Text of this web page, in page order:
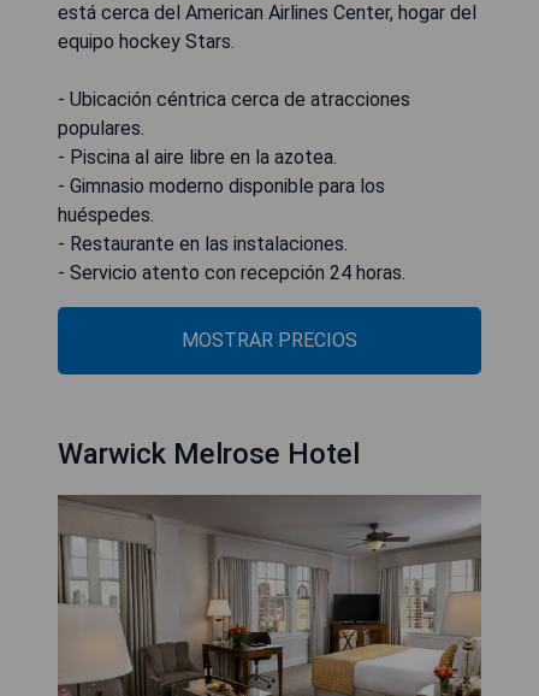
está cerca del American Airlines Center, hogar del
equipo hockey Stars.
- Ubicación céntrica cerca de atracciones
populares.
- Piscina al aire libre en la azotea.
- Gimnasio moderno disponible para los
huéspedes.
- Restaurante en las instalaciones.
- Servicio atento con recepción 24 horas.
MOSTRAR PRECIOS
Warwick Melrose Hotel